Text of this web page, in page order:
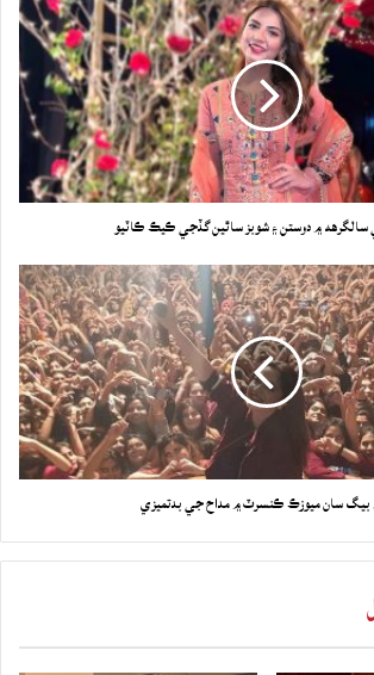
سالگرهه ۾ دوستن ۽ شوبز ساٿين گڏجي ڪيڪ ڪاٽيو
بيگ سان ميوزڪ ڪنسرٽ ۾ مداح جي بدتميزي